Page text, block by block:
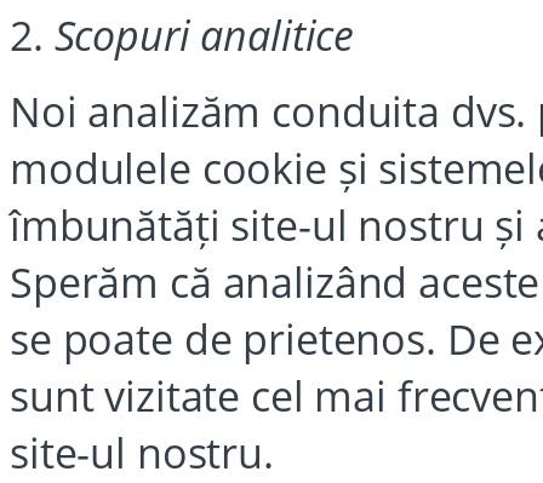
2. Scopuri analitice
Noi analizăm conduita
modulele cookie și
îmbunătăți site-ul nostru și
Sperăm că analizând
se poate de prietenos. De
sunt vizitate cel mai
site-ul nostru.